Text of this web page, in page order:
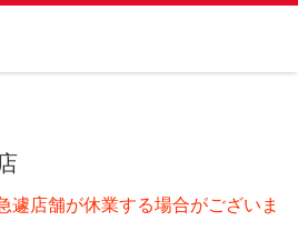
遽店舗が休業する場合がございま